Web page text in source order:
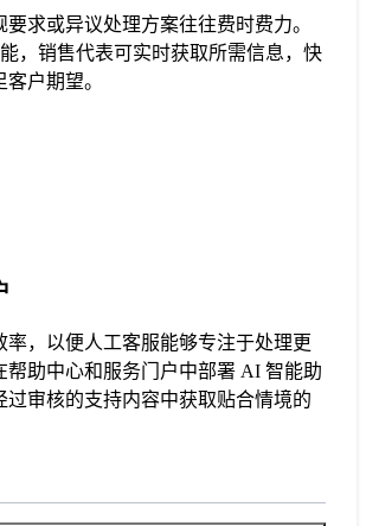
求或异议处理方案往往费时费力。
，销售代表可实时获取所需信息，快
户期望。
率，以便人工客服能够专注于处理更
帮助中心和服务门户中部署 AI 智能助
过审核的支持内容中获取贴合情境的